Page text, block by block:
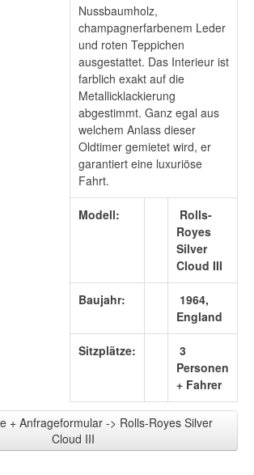
Nussbaumholz,
champagnerfarbenem Leder
und roten Teppichen
ausgestattet. Das Interieur ist
farblich exakt auf die
Metallicklackierung
abgestimmt. Ganz egal aus
welchem Anlass dieser
Oldtimer gemietet wird, er
garantiert eine luxuriöse
Fahrt.
Modell:
Rolls-
Royes
Silver
Cloud III
Baujahr:
1964,
England
Sitzplätze:
3
Personen
+ Fahrer
+ Anfrageformular -> Rolls-Royes Silver
Cloud III